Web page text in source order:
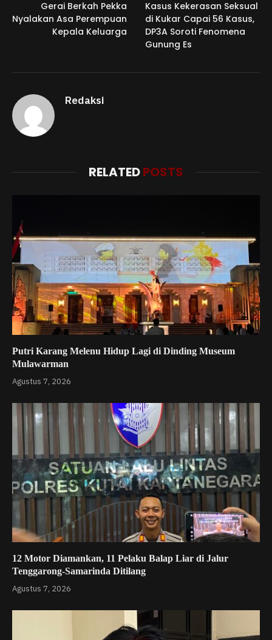
Gerai Berkah Pekka
Nyalakan Asa Perempuan
Kepala Keluarga
Kasus Kekerasan Seksual
di Kukar Capai 56 Kasus,
DP3A Soroti Fenomena
Gunung Es
Redaksi
RELATEDPOSTS
Putri Karang Melenu Hidup Lagi di Dinding Museum
Mulawarman
Agustus 7, 2026
12 Motor Diamankan, 11 Pelaku Balap Liar di Jalur
Tenggarong-Samarinda Ditilang
Agustus 7, 2026